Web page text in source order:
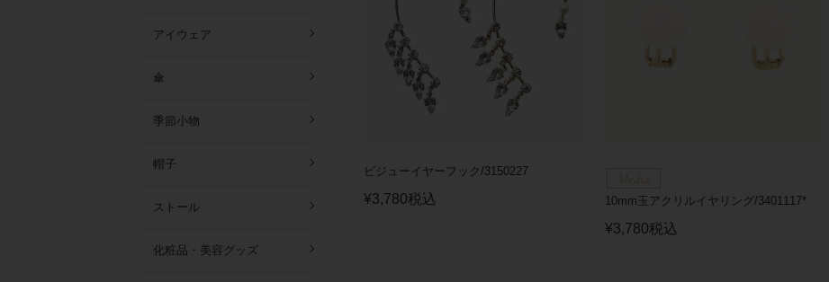
アイウェア
傘
季節小物
帽子
ストール
化粧品・美容グッズ
ビジューイヤーフック/3150227
¥3,780税込 10mm玉アクリルイヤリング/3401117*
¥3,780税込